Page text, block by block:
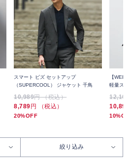
スマート ビズ セットアップ
（SUPERCOOL） ジャケット 千鳥
10,989円 （税込）
8,789 円 （税込）
20%OFF
【WEB
軽量スト
12,100
10,890
絞り込み